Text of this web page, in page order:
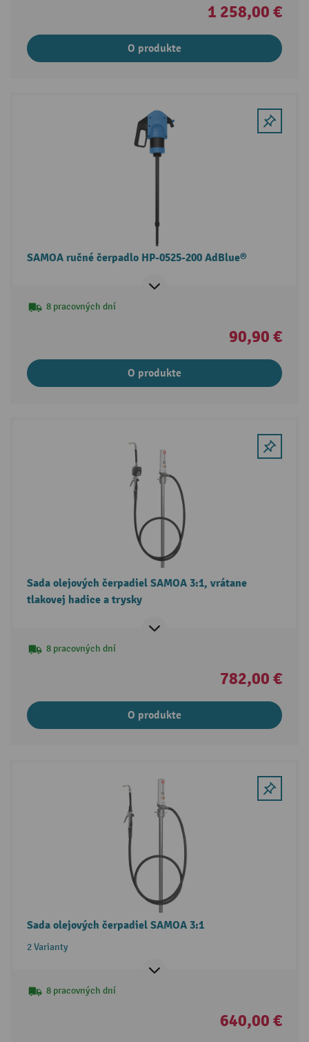
1 258,00 €
O produkte
SAMOA ručné čerpadlo HP-0525-200 AdBlue®
8 pracovných dní
90,90 €
O produkte
Sada olejových čerpadiel SAMOA 3:1, vrátane
tlakovej hadice a trysky
8 pracovných dní
782,00 €
O produkte
Sada olejových čerpadiel SAMOA 3:1
2 Varianty
8 pracovných dní
640,00 €